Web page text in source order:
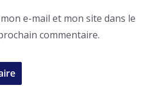
e-mail et mon site dans le
commentaire.